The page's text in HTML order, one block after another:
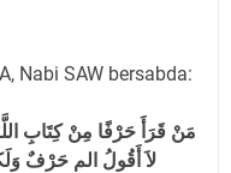
Nabi SAW bersabda:
مَنْ قَرَأَ حَرْفًا مِنْ كِتَابِ
لاَ أَقُولُ الم حَرْفٌ